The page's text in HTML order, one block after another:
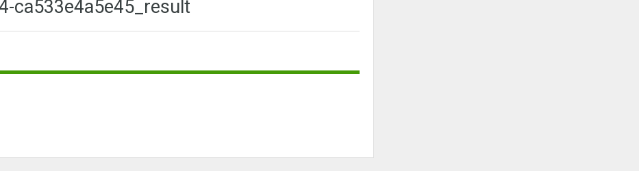
ca533e4a5e45_result